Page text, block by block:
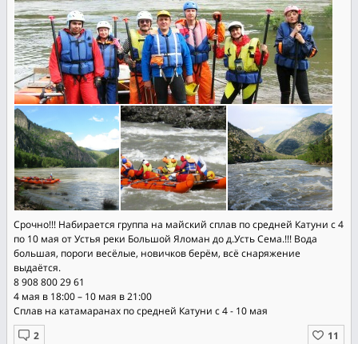
Срочно!!! Набирается группа на майский сплав по средней Катуни с 4
по 10 мая от Устья реки Большой Яломан до д.Усть Сема.!!! Вода
большая, пороги весёлые, новичков берём, всё снаряжение
выдаётся.
8 908 800 29 61
4 мая в 18:00 – 10 мая в 21:00
Сплав на катамаранах по средней Катуни с 4 - 10 мая